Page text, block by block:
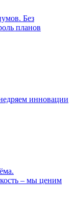
Без
планов
инновации
– мы ценим